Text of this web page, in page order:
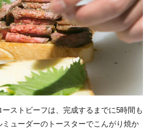
ストビーフは、完成するまでに5時間も
ューダーのトースターでこんがり焼か